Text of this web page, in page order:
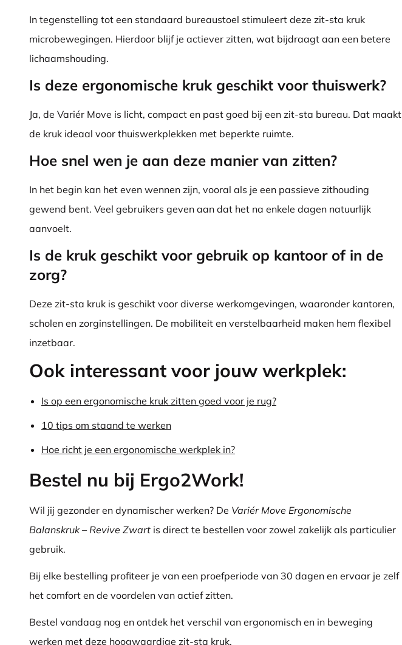
In tegenstelling tot een standaard bureaustoel stimuleert deze zit-sta kruk
microbewegingen. Hierdoor blijf je actiever zitten, wat bijdraagt aan een betere
lichaamshouding.
Is deze ergonomische kruk geschikt voor thuiswerk?
Ja, de Variér Move is licht, compact en past goed bij een zit-sta bureau. Dat maakt
de kruk ideaal voor thuiswerkplekken met beperkte ruimte.
Hoe snel wen je aan deze manier van zitten?
In het begin kan het even wennen zijn, vooral als je een passieve zithouding
gewend bent. Veel gebruikers geven aan dat het na enkele dagen natuurlijk
aanvoelt.
Is de kruk geschikt voor gebruik op kantoor of in de
zorg?
Deze zit-sta kruk is geschikt voor diverse werkomgevingen, waaronder kantoren,
scholen en zorginstellingen. De mobiliteit en verstelbaarheid maken hem flexibel
inzetbaar.
Ook interessant voor jouw werkplek:
Is op een ergonomische kruk zitten goed voor je rug?
10 tips om staand te werken
Hoe richt je een ergonomische werkplek in?
Bestel nu bij Ergo2Work!
Wil jij gezonder en dynamischer werken? De Variér Move Ergonomische
Balanskruk – Revive Zwart is direct te bestellen voor zowel zakelijk als particulier
gebruik.
Bij elke bestelling profiteer je van een proefperiode van 30 dagen en ervaar je zelf
het comfort en de voordelen van actief zitten.
Bestel vandaag nog en ontdek het verschil van ergonomisch en in beweging
werken met deze hoogwaardige zit-sta kruk.